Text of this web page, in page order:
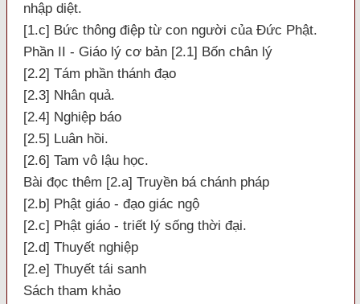
nhập diệt.
[1.c] Bức thông điệp từ con người của Ðức Phật.
Phần II - Giáo lý cơ bản [2.1] Bốn chân lý
[2.2] Tám phần thánh đạo
[2.3] Nhân quả.
[2.4] Nghiệp báo
[2.5] Luân hồi.
[2.6] Tam vô lậu học.
Bài đọc thêm [2.a] Truyền bá chánh pháp
[2.b] Phật giáo - đạo giác ngộ
[2.c] Phật giáo - triết lý sống thời đại.
[2.d] Thuyết nghiệp
[2.e] Thuyết tái sanh
Sách tham khảo